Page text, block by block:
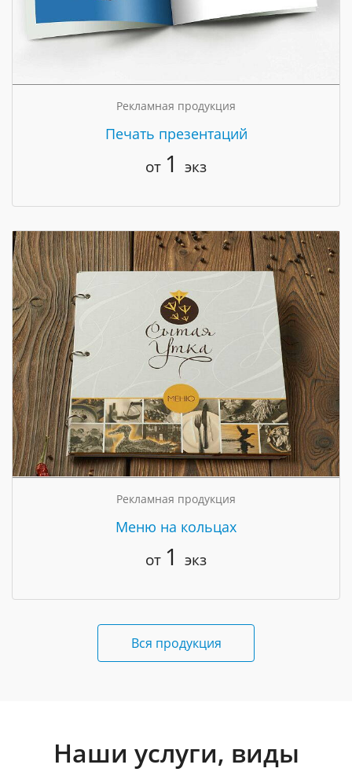
Рекламная продукция
Печать презентаций
от 1 экз
Рекламная продукция
Меню на кольцах
от 1 экз
Вся продукция
Наши услуги, виды